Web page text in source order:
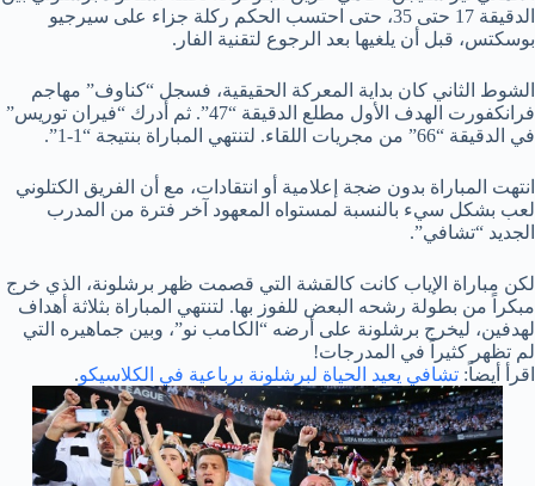
الدقيقة 17 حتى 35، حتى احتسب الحكم ركلة جزاء على سيرجيو
بوسكتس، قبل أن يلغيها بعد الرجوع لتقنية الفار.
الشوط الثاني كان بداية المعركة الحقيقية، فسجل “كناوف” مهاجم
فرانكفورت الهدف الأول مطلع الدقيقة “47”. ثم أدرك “فيران توريس”
في الدقيقة “66” من مجريات اللقاء. لتنتهي المباراة بنتيجة “1-1”.
انتهت المباراة بدون ضجة إعلامية أو انتقادات، مع أن الفريق الكتلوني
لعب بشكل سيء بالنسبة لمستواه المعهود آخر فترة من المدرب
الجديد “تشافي”.
لكن مباراة الإياب كانت كالقشة التي قصمت ظهر برشلونة، الذي خرج
مبكراً من بطولة رشحه البعض للفوز بها. لتنتهي المباراة بثلاثة أهداف
لهدفين، ليخرج برشلونة على أرضه “الكامب نو”، وبين جماهيره التي
لم تظهر كثيراً في المدرجات!
اقرأ أيضاً: تشافي يعيد الحياة لبرشلونة برباعية في الكلاسيكو.